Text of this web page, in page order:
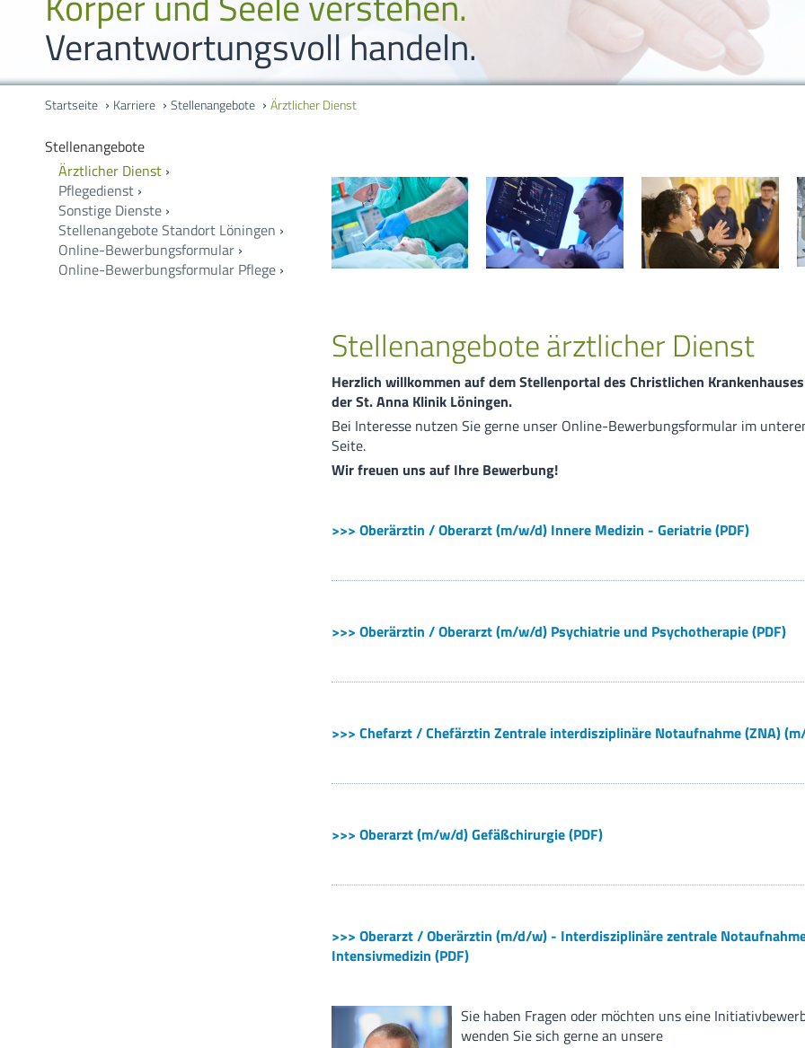
Verantwortungsvoll handeln.
Startseite Karriere Stellenangebote Ärztlicher Dienst
Stellenangebote
Ärztlicher Dienst ›
Pflegedienst ›
Sonstige Dienste ›
Stellenangebote Standort Löningen ›
Online-Bewerbungsformular ›
Online-Bewerbungsformular Pflege ›
Stellenangebote ärztlicher Dienst
Herzlich willkommen auf dem Stellenportal des Christlichen Krankenhauses
der St. Anna Klinik Löningen.
Bei Interesse nutzen Sie gerne unser Online-Bewerbungsformular im unteren
Seite.
Wir freuen uns auf Ihre Bewerbung!
>>> Oberärztin / Oberarzt (m/w/d) Innere Medizin - Geriatrie (PDF)
>>> Oberärztin / Oberarzt (m/w/d) Psychiatrie und Psychotherapie (PDF)
>>> Chefarzt / Chefärztin Zentrale interdisziplinäre Notaufnahme (ZNA) (m/
>>> Oberarzt (m/w/d) Gefäßchirurgie (PDF)
>>> Oberarzt / Oberärztin (m/d/w) - Interdisziplinäre zentrale
Intensivmedizin (PDF)
Sie haben Fragen oder möchten uns eine
wenden Sie sich gerne an unsere
Karriere
Bildungszentrum
Impressum
Bildungszentrum